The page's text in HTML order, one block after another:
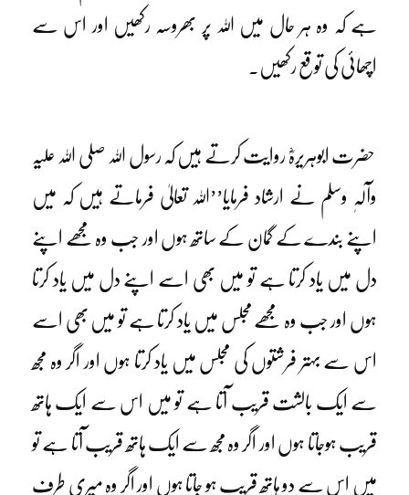
ہے کہ وہ ہر حال میں اللہ پر بھروسہ رکھیں اور اس سے
اچھائی کی توقع رکھیں۔
حضرت ابوہریرہؓ روایت کرتے ہیں کہ رسول اللہ صلی اللہ علیہ
وآلہٖ وسلم نے ارشاد فرمایا’’اللہ تعالیٰ فرماتے ہیں کہ میں
اپنے بندے کے گمان کے ساتھ ہوں اور جب وہ مجھے اپنے
دل میں یاد کرتا ہے تو میں بھی اسے اپنے دل میں یاد کرتا
ہوں اور جب وہ مجھے مجلس میں یاد کرتا ہے تو میں بھی اسے
اس سے بہتر فرشتوں کی مجلس میں یاد کرتا ہوں اور اگر وہ مجھ
سے ایک بالشت قریب آتا ہے تو میں اس سے ایک ہاتھ
قریب ہوجاتا ہوں اور اگر وہ مجھ سے ایک ہاتھ قریب آتا ہے تو
میں اس سے دو ہاتھ قریب ہو جاتا ہوں اور اگر وہ میری طرف